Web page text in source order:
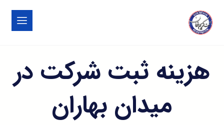
هزینه ثبت شرکت در
میدان بهاران